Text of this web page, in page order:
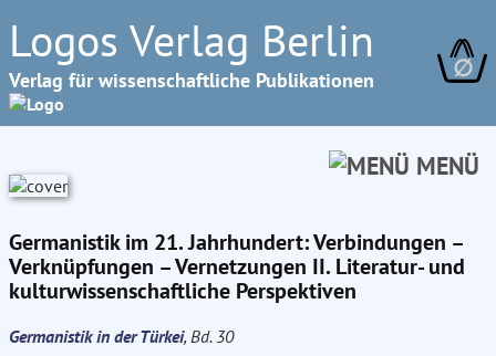
Logos Verlag Berlin
Verlag für wissenschaftliche Publikationen ∅
MENÜ
Germanistik im 21. Jahrhundert: Verbindungen –
Verknüpfungen – Vernetzungen II. Literatur- und
kulturwissenschaftliche Perspektiven
Germanistik in der Türkei, Bd. 30